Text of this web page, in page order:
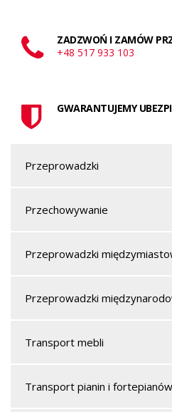
ZADZWOŃ I ZAMÓW
+48 517 933 103
GWARANTUJEMY
Przeprowadzki
Przechowywanie
Przeprowadzki
Przeprowadzki
Transport mebli
Transport pianin i fortepianów